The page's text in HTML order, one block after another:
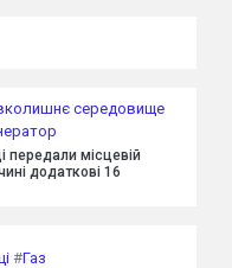
середовище
передали місцевій
додаткові 16
#Газ